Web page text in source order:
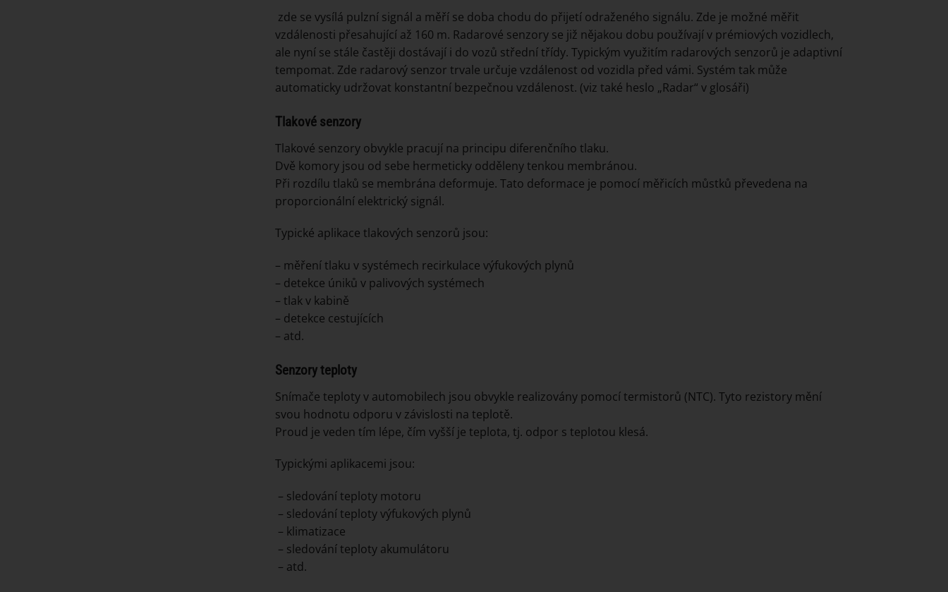
zde se vysílá pulzní signál a měří se doba chodu do přijetí odraženého signálu. Zde je možné měřit
vzdálenosti přesahující až 160 m. Radarové senzory se již nějakou dobu používají v prémiových vozidlech,
ale nyní se stále častěji dostávají i do vozů střední třídy. Typickým využitím radarových senzorů je adaptivní
tempomat. Zde radarový senzor trvale určuje vzdálenost od vozidla před vámi. Systém tak může
automaticky udržovat konstantní bezpečnou vzdálenost. (viz také heslo „Radar“ v glosáři)
Tlakové senzory
Tlakové senzory obvykle pracují na principu diferenčního tlaku.
Dvě komory jsou od sebe hermeticky odděleny tenkou membránou.
Při rozdílu tlaků se membrána deformuje. Tato deformace je pomocí měřicích můstků převedena na
proporcionální elektrický signál.
Typické aplikace tlakových senzorů jsou:
– měření tlaku v systémech recirkulace výfukových plynů
– detekce úniků v palivových systémech
– tlak v kabině
– detekce cestujících
– atd.
Senzory teploty
Snímače teploty v automobilech jsou obvykle realizovány pomocí termistorů (NTC). Tyto rezistory mění
svou hodnotu odporu v závislosti na teplotě.
Proud je veden tím lépe, čím vyšší je teplota, tj. odpor s teplotou klesá.
Typickými aplikacemi jsou:
– sledování teploty motoru
– sledování teploty výfukových plynů
– klimatizace
– sledování teploty akumulátoru
– atd.